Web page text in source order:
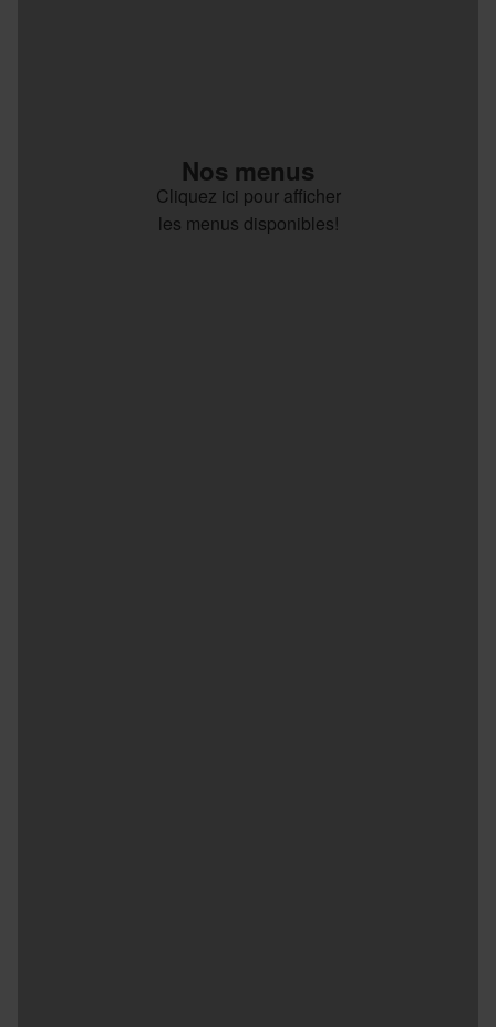
Nos menus
Cliquez ici pour afficher
les menus disponibles!